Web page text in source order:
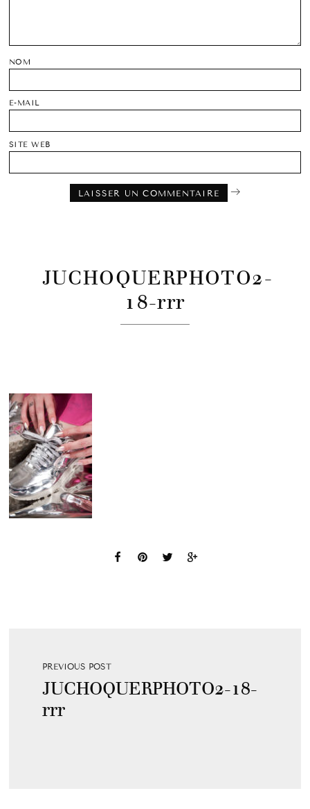
NOM
E-MAIL
SITE WEB
JUCHOQUERPHOTO2-
18-rrr
PREVIOUS POST
JUCHOQUERPHOTO2-18-
rrr